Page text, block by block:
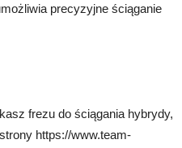
precyzyjne ściąganie
frezu do ściągania hybrydy,
https://www.team-